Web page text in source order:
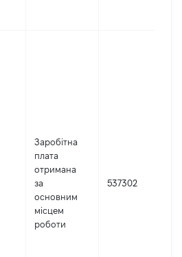
Заробітна
плата
отримана
за
основним
місцем
роботи
537302